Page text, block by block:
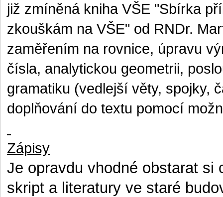
již zmíněná kniha VŠE "Sbírka
zkouškám na VŠE" od RNDr.
zaměřením na rovnice, úpravu
čísla, analytickou geometrii,
gramatiku (vedlejší věty, spojky,
doplňování do textu pomocí
Zápisy
Je opravdu vhodné obstarat si
skript a literatury ve staré